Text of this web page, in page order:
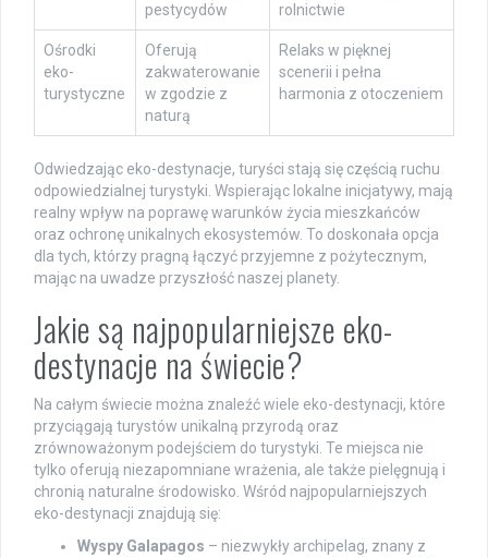
pestycydów
rolnictwie
Ośrodki
eko-
turystyczne
Oferują
zakwaterowanie
w zgodzie z
naturą
Relaks w pięknej
scenerii i pełna
harmonia z otoczeniem
Odwiedzając eko-destynacje, turyści stają się częścią ruchu
odpowiedzialnej turystyki. Wspierając lokalne inicjatywy, mają
realny wpływ na poprawę warunków życia mieszkańców
oraz ochronę unikalnych ekosystemów. To doskonała opcja
dla tych, którzy pragną łączyć przyjemne z pożytecznym,
mając na uwadze przyszłość naszej planety.
Jakie są najpopularniejsze eko-
destynacje na świecie?
Na całym świecie można znaleźć wiele eko-destynacji, które
przyciągają turystów unikalną przyrodą oraz
zrównoważonym podejściem do turystyki. Te miejsca nie
tylko oferują niezapomniane wrażenia, ale także pielęgnują i
chronią naturalne środowisko. Wśród najpopularniejszych
eko-destynacji znajdują się:
Wyspy Galapagos – niezwykły archipelag, znany z